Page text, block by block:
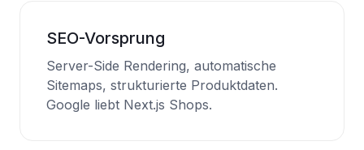
SEO-Vorsprung
Server-Side Rendering, automatische
Sitemaps, strukturierte Produktdaten.
Google liebt Next.js Shops.